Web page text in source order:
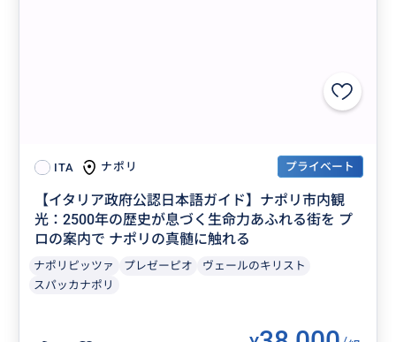
ITA ナポリ プライベート
【イタリア政府公認日本語ガイド】ナポリ市内観
光：2500年の歴史が息づく生命力あふれる街を プ
ロの案内で ナポリの真髄に触れる
ナポリピッツァ プレゼーピオ
ヴェールのキリスト
スパッカナポリ